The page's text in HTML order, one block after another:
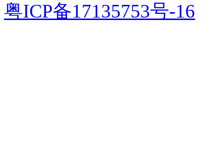
粤ICP备17135753号-16